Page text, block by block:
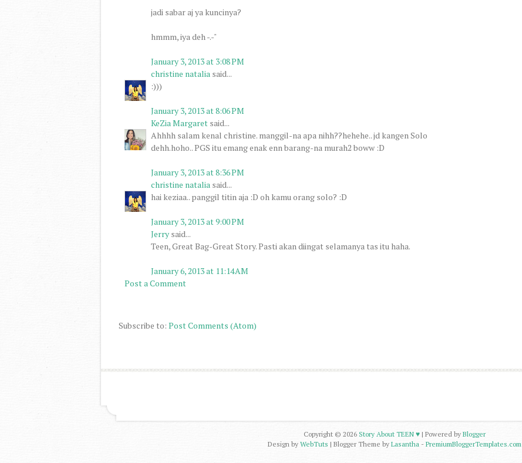
jadi sabar aj ya kuncinya?
hmmm, iya deh -.-"
January 3, 2013 at 3:08 PM
christine natalia said...
:)))
January 3, 2013 at 8:06 PM
KeZia Margaret said...
Ahhhh salam kenal christine. manggil-na apa nihh??hehehe.. jd kangen Solo
dehh.hoho.. PGS itu emang enak enn barang-na murah2 boww :D
January 3, 2013 at 8:36 PM
christine natalia said...
hai keziaa.. panggil titin aja :D oh kamu orang solo? :D
January 3, 2013 at 9:00 PM
Jerry said...
Teen, Great Bag-Great Story. Pasti akan diingat selamanya tas itu haha.
January 6, 2013 at 11:14 AM
Post a Comment
Subscribe to: Post Comments (Atom)
Copyright © 2026 Story About TEEN ♥ | Powered by Blogger
Design by WebTuts | Blogger Theme by Lasantha - PremiumBloggerTemplates.com